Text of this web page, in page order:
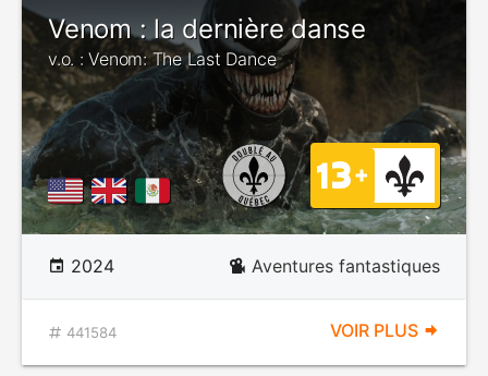
Venom : la dernière danse
v.o. : Venom: The Last Dance
2024 Aventures fantastiques
441584 VOIR PLUS